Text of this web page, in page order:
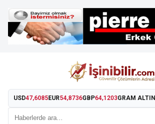
USD47,6085EUR54,8736GBP64,1203GRAM ALTIN